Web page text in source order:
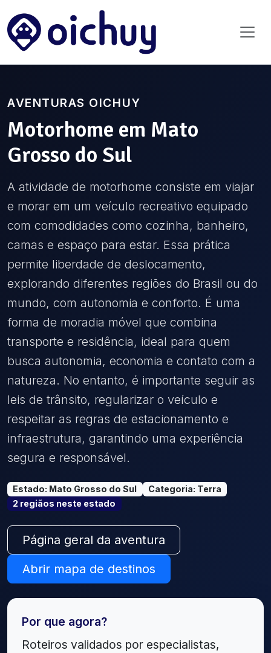
AVENTURAS OICHUY
Motorhome em Mato
Grosso do Sul
A atividade de motorhome consiste em viajar
e morar em um veículo recreativo equipado
com comodidades como cozinha, banheiro,
camas e espaço para estar. Essa prática
permite liberdade de deslocamento,
explorando diferentes regiões do Brasil ou do
mundo, com autonomia e conforto. É uma
forma de moradia móvel que combina
transporte e residência, ideal para quem
busca autonomia, economia e contato com a
natureza. No entanto, é importante seguir as
leis de trânsito, regularizar o veículo e
respeitar as regras de estacionamento e
infraestrutura, garantindo uma experiência
segura e responsável.
Estado: Mato Grosso do Sul Categoria: Terra
2 regiãos neste estado
Página geral da aventura
Abrir mapa de destinos
Por que agora?
Roteiros validados por especialistas,